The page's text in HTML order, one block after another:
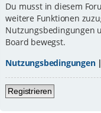
Du musst in diesem
weitere Funktionen
Nutzungsbedingungen
Board bewegst.
Nutzungsbedingungen|
Registrieren